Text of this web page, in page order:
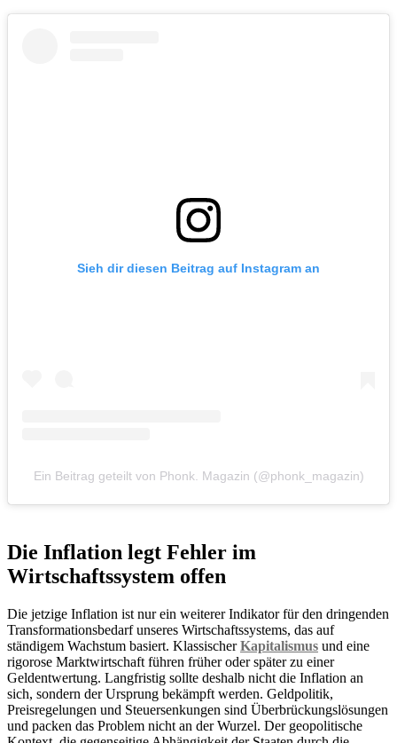
Sieh dir diesen Beitrag auf Instagram an
Ein Beitrag geteilt von Phonk. Magazin (@phonk_magazin)
Die Inflation legt Fehler im
Wirtschaftssystem offen
Die jetzige Inflation ist nur ein weiterer Indikator für den dringenden
Transformationsbedarf unseres Wirtschaftssystems, das auf
ständigem Wachstum basiert. KlassischerKapitalismus und eine
rigorose Marktwirtschaft führen früher oder später zu einer
Geldentwertung. Langfristig sollte deshalb nicht die Inflation an
sich, sondern der Ursprung bekämpft werden. Geldpolitik,
Preisregelungen und Steuersenkungen sind Überbrückungslösungen
und packen das Problem nicht an der Wurzel. Der geopolitische